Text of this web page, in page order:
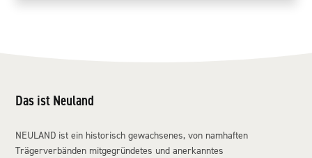
Das ist Neuland
NEULAND ist ein historisch gewachsenes, von namhaften
Trägerverbänden mitgegründetes und anerkanntes